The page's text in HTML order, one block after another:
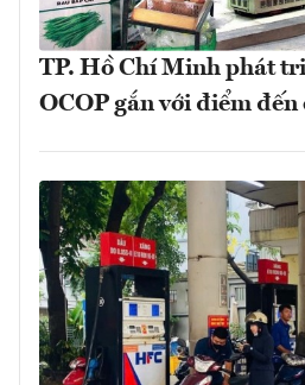
TP. Hồ Chí Minh phát
OCOP gắn với điểm